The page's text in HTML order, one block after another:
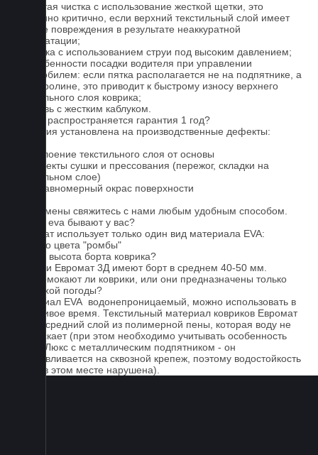
1. Частая чистка с использование жесткой щетки, это
особенно критично, если верхний текстильный слой имеет
мелкие повреждения в результате неаккуратной
эксплуатации;
2. Мойка с использованием струи под высоким давлением;
3. Особенности посадки водителя при управлении
автомобилем: если пятка располагается не на подпятнике, а
на ковролине, это приводит к быстрому износу верхнего
текстильного слоя коврика;
4. Обувь с жестким каблуком.
На что распространяется гарантия 1 год?
Гарантия установлена на производственные дефекты:
1. Отслоение текстильного слоя от основы
2. Дефекты сушки и прессования (пережог, складки на
текстильном слое)
3. Неравномерный окрас поверхности
Для замены свяжитесь с нами любым удобным способом.
Серые eva бывают у вас?
Евромат использует только один вид материала EVA:
черного цвета "ромбы"
Какова высота борта коврика?
Коврики Евромат 3Д имеют борт в среднем 40-50 мм.
Не промокают ли коврики, или они предназначены только
для сухой погоды?
Материал EVA водонепроницаемый, можно использовать в
дождливое время. Текстильный материал ковриков Евромат
имеет средний слой из полимерной пены, которая воду не
пропускает (при этом необходимо учитывать особенность
серии Люкс с металлическим подпятником - он
устанавливается на сквозной крепеж, поэтому водостойкость
ковра в этом месте нарушена).